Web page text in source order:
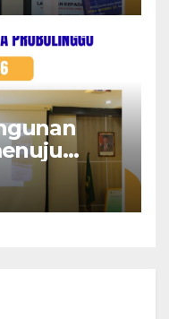
Korupsi
Birokrasi